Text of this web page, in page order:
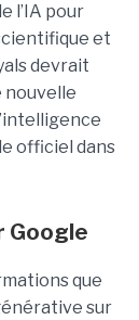
l’IA pour
et
devrait
nouvelle
officiel dans
Google
que
sur